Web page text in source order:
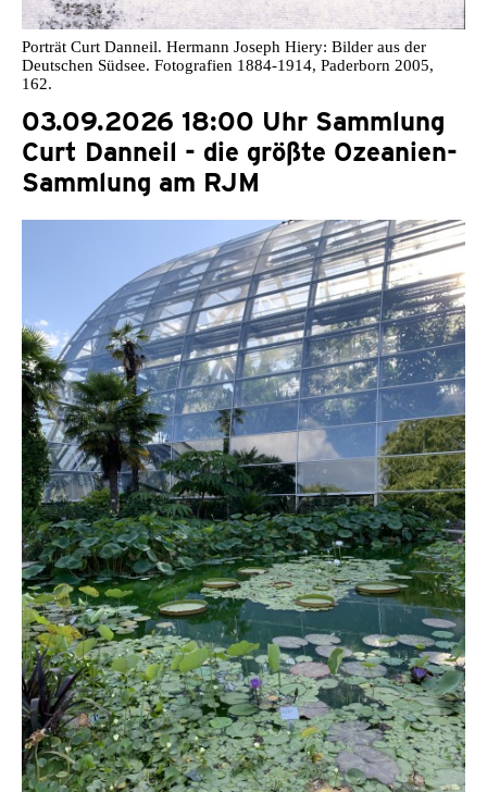
Porträt Curt Danneil. Hermann Joseph Hiery: Bilder aus der
Deutschen Südsee. Fotografien 1884-1914, Paderborn 2005,
162.
03.09.2026 18:00 Uhr Sammlung
Curt Danneil - die größte Ozeanien-
Sammlung am RJM